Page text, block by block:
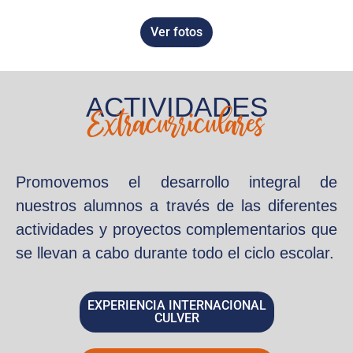
Ver fotos
ACTIVIDADES
Extracurriculares
Promovemos el desarrollo integral de
nuestros alumnos a través de las diferentes
actividades y proyectos complementarios que
se llevan a cabo durante todo el ciclo escolar.
EXPERIENCIA INTERNACIONAL
CULVER